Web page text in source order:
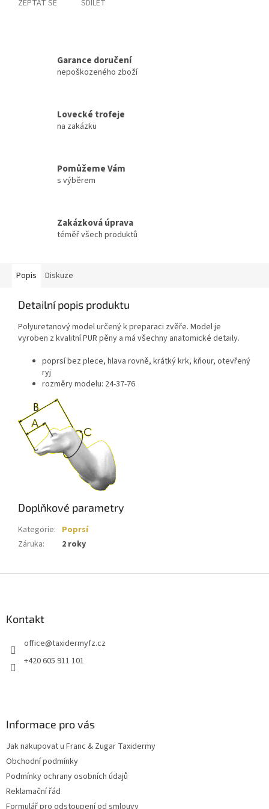
ZEPTAT SE SDÍLET
Garance doručení
nepoškozeného zboží
Lovecké trofeje
na zakázku
Pomůžeme Vám
s výběrem
Zakázková úprava
téměř všech produktů
Popis Diskuze
Detailní popis produktu
Polyuretanový model určený k preparaci zvěře. Model je
vyroben z kvalitní PUR pěny a má všechny anatomické detaily.
poprsí bez plece, hlava rovně, krátký krk, kňour, otevřený
ryj
rozměry modelu: 24-37-76
Doplňkové parametry
Kategorie: Poprsí
Záruka: 2 roky
Kontakt
office@taxidermyfz.cz
+420 605 911 101
Informace pro vás
Jak nakupovat u Franc & Zugar Taxidermy
Obchodní podmínky
Podmínky ochrany osobních údajů
Reklamační řád